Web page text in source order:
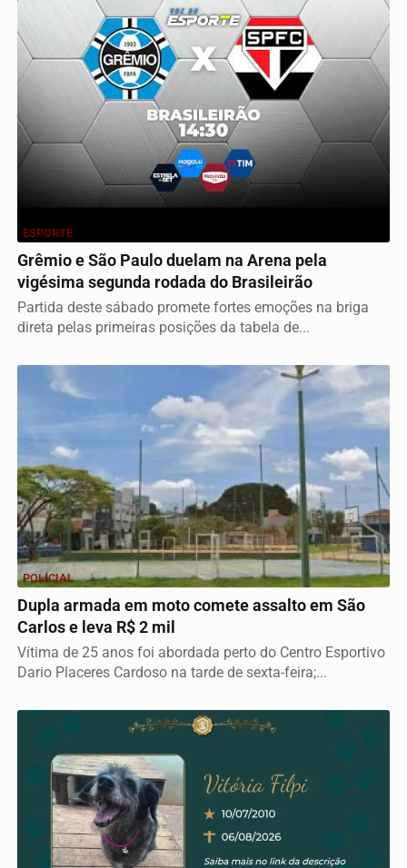
ESPORTE
Grêmio e São Paulo duelam na Arena pela
vigésima segunda rodada do Brasileirão
Partida deste sábado promete fortes emoções na briga
direta pelas primeiras posições da tabela de...
POLICIAL
Dupla armada em moto comete assalto em São
Carlos e leva R$ 2 mil
Vítima de 25 anos foi abordada perto do Centro Esportivo
Dario Placeres Cardoso na tarde de sexta-feira;...